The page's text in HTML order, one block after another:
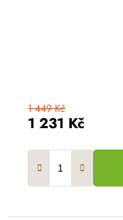
1 231 Kč
1 449 Kč